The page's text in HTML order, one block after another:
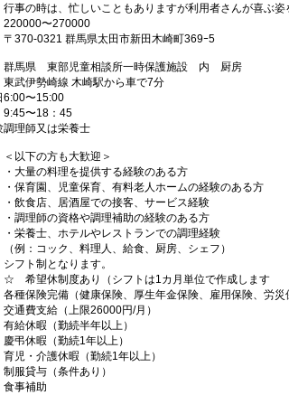
行事の時は、忙しいこともありますが利用者さんが喜ぶ姿
220000〜270000
〒370-0321 群馬県太田市新田木崎町369ｰ5
群馬県 東部児童相談所一時保護施設 内 厨房
東武伊勢崎線 木崎駅から車で7分
6:00〜15:00
9:45〜18：45
調理師又は栄養士
＜以下の方も大歓迎＞
・大量の料理を提供する経験のある方
・保育園、児童保育、有料老人ホームの経験のある方
・飲食店、居酒屋での接客、サービス経験
・調理師の資格や調理補助の経験のある方
・栄養士、ホテルやレストランでの調理経験
（例：コック、料理人、給食、厨房、シェフ）
シフト制となります。
☆ 希望休制度あり（シフトは1カ月単位で作成します
各種保険完備（健康保険、厚生年金保険、雇用保険、労災
交通費支給（上限26000円/月）
有給休暇（勤続半年以上）
慶弔休暇（勤続1年以上）
育児・介護休暇（勤続1年以上）
制服貸与（条件あり）
食事補助